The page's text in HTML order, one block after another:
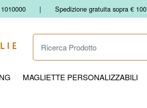
Spedizione gratuita sopra € 100
Ricerca Prodotto
MAGLIETTE PERSONALIZZABILI